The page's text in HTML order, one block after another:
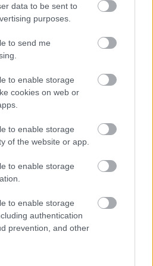
data to be sent to
purposes.
to send me
to enable storage
cookies on web or
to enable storage
of the website or app.
to enable storage
to enable storage
authentication
prevention, and other
respondemos las preguntas más
frecuentes sobre SofaScore.
GUIDO
DIEGO LÓPEZ
JAVI GUERRA